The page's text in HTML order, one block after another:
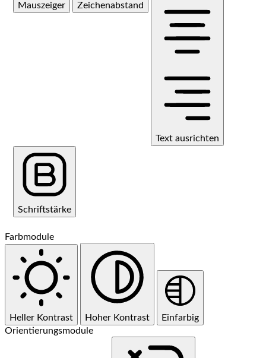
Mauszeiger Zeichenabstand
Text ausrichten
Schriftstärke
Farbmodule
Heller Kontrast Hoher Kontrast
Einfarbig
Orientierungsmodule